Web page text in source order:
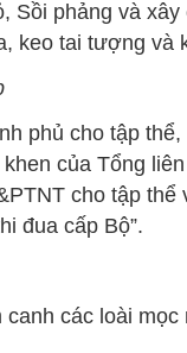
Sồi phảng và
keo tai tượng và
phủ cho tập
của Tổng
cho tập thể
đua cấp Bộ”.
các loài